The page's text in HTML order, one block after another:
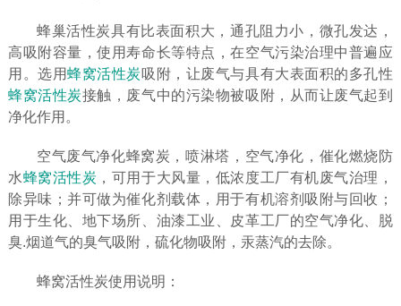
蜂巢活性炭具有比表面积大，通孔阻力小，微孔发达，
高吸附容量，使用寿命长等特点，在空气污染治理中普遍应
用。选用蜂窝活性炭 吸附，让废气与具有大表面积的多孔性
蜂窝活性炭接触，废气中的污染物被吸附，从而让废气起到
净化作用。
空气废气净化蜂窝炭，喷淋塔，空气净化，催化燃烧防
水蜂窝活性炭 ，可用于大风量，低浓度工厂有机废气治理，
除异味；并可做为催化剂载体，用于有机溶剂吸附与回收；
用于生化、地下场所、油漆工业、皮革工厂的空气净化、脱
臭.烟道气的臭气吸附，硫化物吸附，汞蒸汽的去除。
蜂窝活性炭使用说明：